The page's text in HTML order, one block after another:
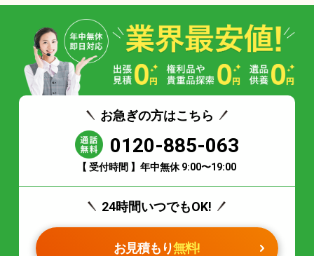
お急ぎの方はこちら
0120-885-063
【 受付時間 】年中無休 9:00〜19:00
24時間いつでもOK!
お見積もり無料!